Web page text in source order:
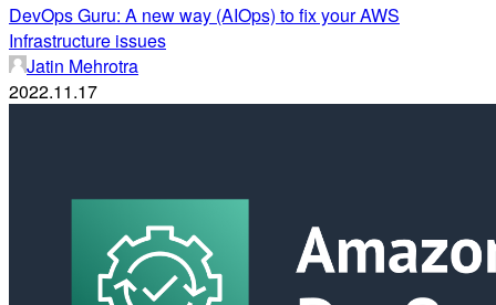
DevOps Guru: A new way (AIOps) to fix your AWS
Infrastructure issues
Jatin Mehrotra
2022.11.17